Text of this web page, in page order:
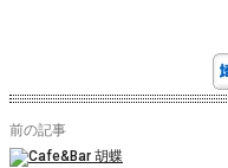
前の記事